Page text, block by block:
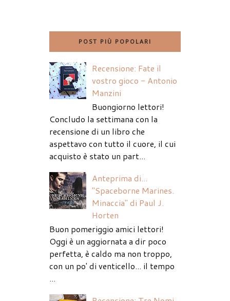
POST PIÙ POPOLARI
Recensione: Fate il
vostro gioco - Antonio
Manzini
Buongiorno lettori!
Concludo la settimana con la
recensione di un libro che
aspettavo con tutto il cuore, il cui
acquisto è stato un part...
Anteprima di...
"Spaceborne Marines.
Minaccia" di Paul J.
Horten
Buon pomeriggio amici lettori!
Oggi è un aggiornata a dir poco
perfetta, è caldo ma non troppo,
con un po' di venticello... il tempo
...